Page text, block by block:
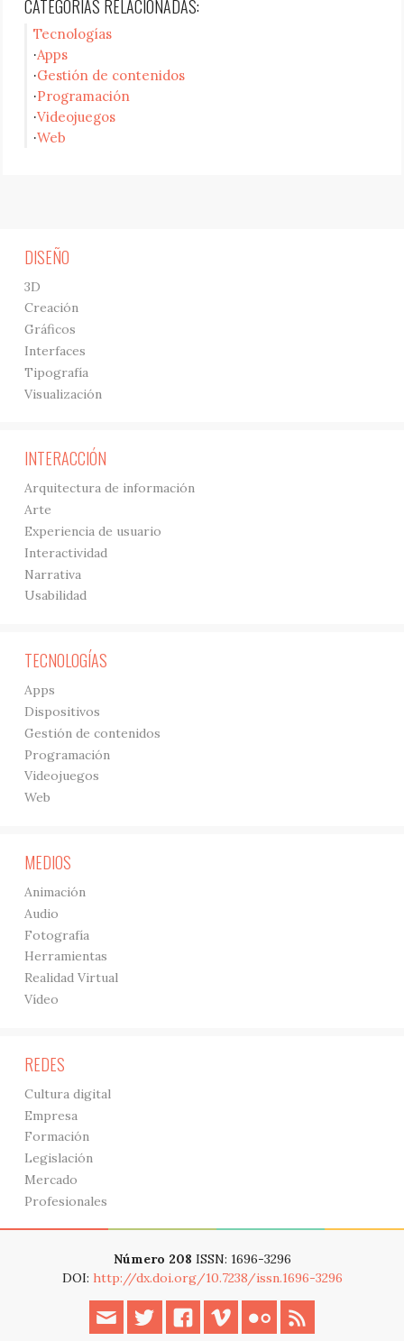
CATEGORÍAS RELACIONADAS:
Tecnologías
Apps
Gestión de contenidos
Programación
Videojuegos
Web
DISEÑO
3D
Creación
Gráficos
Interfaces
Tipografía
Visualización
INTERACCIÓN
Arquitectura de información
Arte
Experiencia de usuario
Interactividad
Narrativa
Usabilidad
TECNOLOGÍAS
Apps
Dispositivos
Gestión de contenidos
Programación
Videojuegos
Web
MEDIOS
Animación
Audio
Fotografía
Herramientas
Realidad Virtual
Vídeo
REDES
Cultura digital
Empresa
Formación
Legislación
Mercado
Profesionales
Número 208 ISSN: 1696-3296
DOI: http://dx.doi.org/10.7238/issn.1696-3296